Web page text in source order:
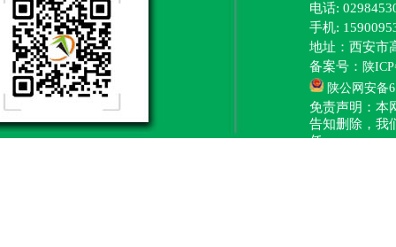
电话:
手机:
地址：西安市
备案号： 陕
陕公网安备
免责声明：本
告知删除，我
任。